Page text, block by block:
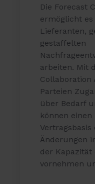
Die Forecast
ermöglicht
Lieferanten,
gestaffelten
arbeiten. Mit
Collaboration
Parteien
über Bedarf
können
Änderungen
der Kapazität
vornehmen